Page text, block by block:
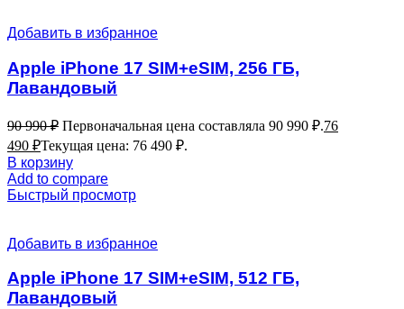
Добавить в избранное
Apple iPhone 17 SIM+eSIM, 256 ГБ,
Лавандовый
90 990₽ Первоначальная цена составляла 90 990 ₽.76
490 ₽Текущая цена: 76 490 ₽.
В корзину
Add to compare
Быстрый просмотр
Добавить в избранное
Apple iPhone 17 SIM+eSIM, 512 ГБ,
Лавандовый